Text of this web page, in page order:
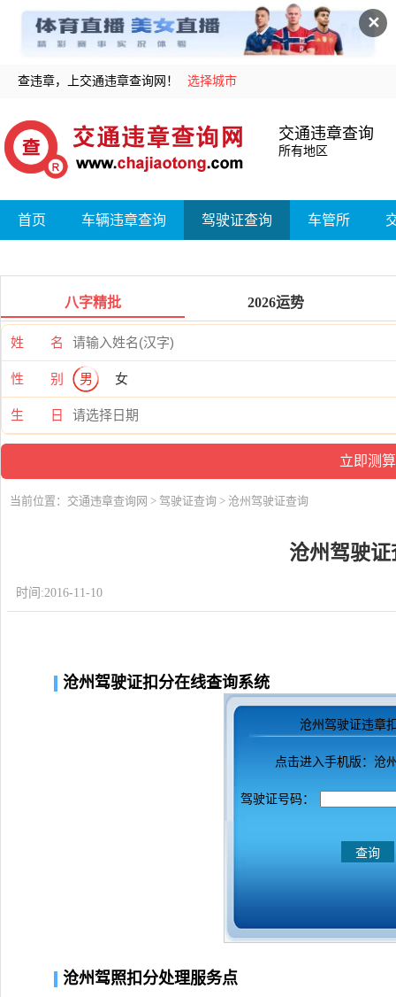
✕
查违章，上交通违章查询网！ 选择城市
交通违章查询
所有地区
首页 车辆违章查询 驾驶证查询 车管所
八字精批 2026运势
姓 名
性 别 男 女
生 日
当前位置： 交通违章查询网 > 驾驶证查询 > 沧州驾驶证查询
沧州驾驶证
时间:2016-11-10
沧州驾驶证扣分在线查询系统
沧州驾驶证违章
点击进入手机版：沧
驾驶证号码：
沧州驾照扣分处理服务点